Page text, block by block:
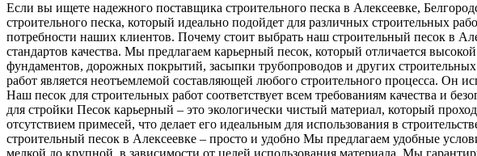
Если вы ищете надежного поставщика строительного песка в Алексеевке,
строительного песка, который идеально подойдет для различных строительных
потребности наших клиентов. Почему стоит выбрать наш строительный песок в
стандартов качества. Мы предлагаем карьерный песок, который отличается
фундаментов, дорожных покрытий, засыпки трубопроводов и других
работ является неотъемлемой составляющей любого строительного процесса. Он
Наш песок для строительных работ соответствует всем требованиям качества и
для стройки Песок карьерный – это экологически чистый материал, который
отсутствием примесей, что делает его идеальным для использования в
строительный песок в Алексеевке – просто и удобно Мы предлагаем удобные